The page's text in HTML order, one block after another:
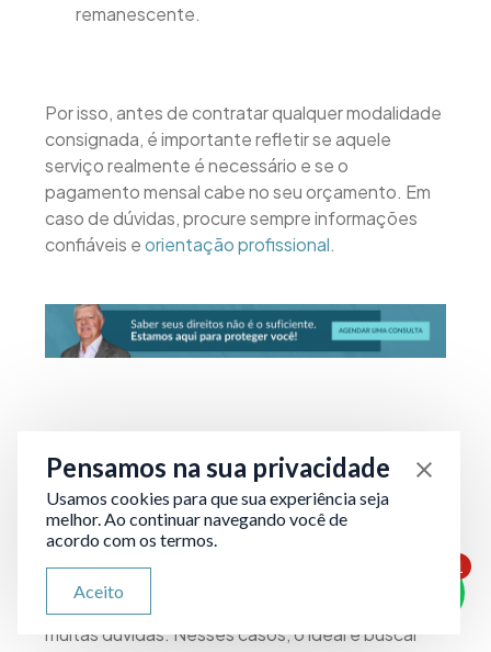
remanescente.
Por isso, antes de contratar qualquer modalidade
consignada, é importante refletir se aquele
serviço realmente é necessário e se o
pagamento mensal cabe no seu orçamento. Em
caso de dúvidas, procure sempre informações
confiáveis eorientação profissional.
entender a RMC e meus direitos?
Se você é aposentado, pensionista, servidor ou
trabalhador com carteira assinada e percebeu
que há descontos relativos a RMC ou cartão de
muitas dúvidas. Nesses casos, o ideal é buscar
1
Pensamos na sua privacidade
Usamos cookies para que sua experiência seja
melhor. Ao continuar navegando você de
acordo com os termos.
Aceito